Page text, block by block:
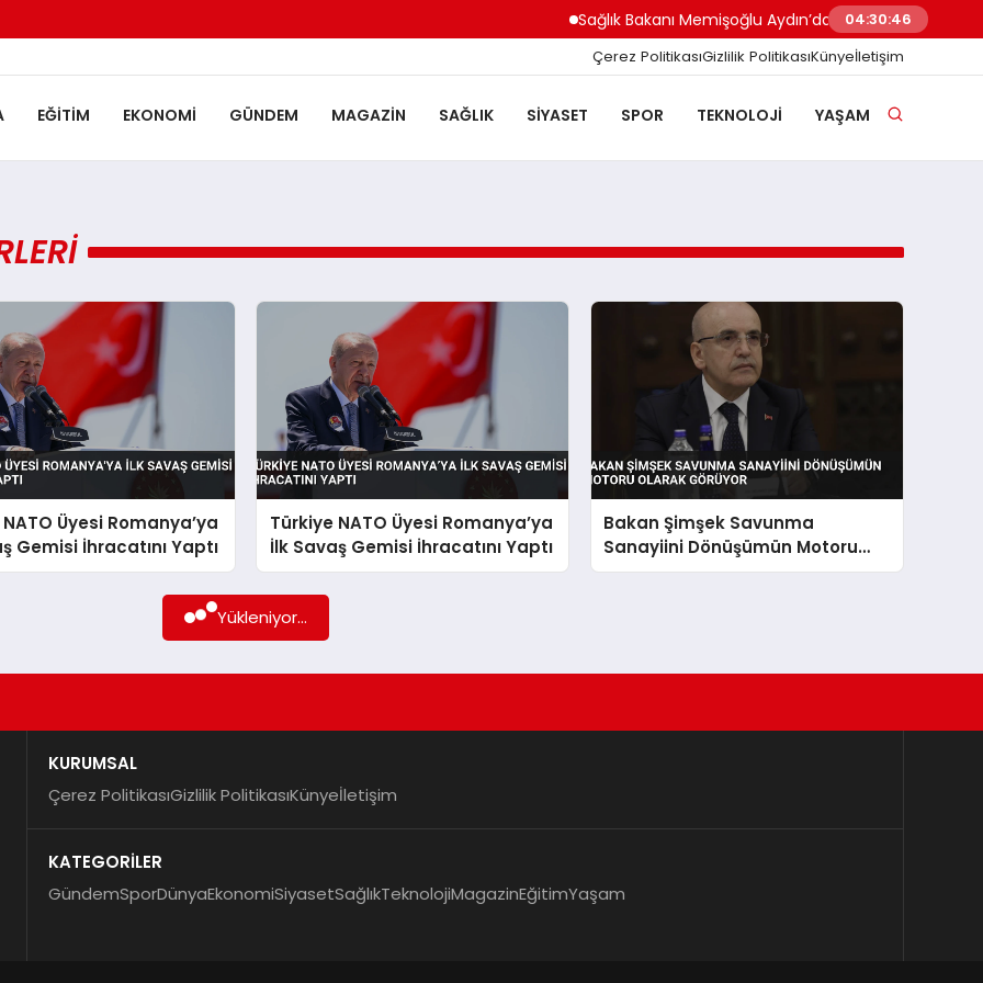
Sağlık Bakanı Memişoğlu Aydın’da Sağlık Hizmetlerini
04:30:46
Çerez PolitikasıGizlilik PolitikasıKünyeİletişim
EĞITIM EKONOMI GÜNDEM MAGAZIN SAĞLIK SIYASET SPOR TEKNOLOJI YAŞAM
Üyesi Romanya’ya
Gemisi İhracatını Yaptı
Türkiye NATO Üyesi Romanya’ya
İlk Savaş Gemisi İhracatını Yaptı
Bakan Şimşek Savunma
Sanayiini Dönüşümün Motoru
Olarak Görüyor
Yükleniyor...
KURUMSAL
Çerez PolitikasıGizlilik PolitikasıKünyeİletişim
KATEGORİLER
GündemSporDünyaEkonomiSiyasetSağlıkTeknolojiMagazinEğitimYaşam